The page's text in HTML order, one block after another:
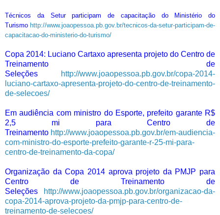
Técnicos da Setur participam de capacitação do Ministério do
Turismo http://www.joaopessoa.pb.gov.br/tecnicos-da-setur-participam-de-
capacitacao-do-ministerio-do-turismo/
Copa 2014: Luciano Cartaxo apresenta projeto do Centro de
Treinamento de
Seleções
http://www.joaopessoa.pb.gov.br/copa-2014-
luciano-cartaxo-apresenta-projeto-do-centro-de-treinamento-
de-selecoes/
Em audiência com ministro do Esporte, prefeito garante R$
2,5 mi para Centro de
Treinamento http://www.joaopessoa.pb.gov.br/em-audiencia-
com-ministro-do-esporte-prefeito-garante-r-25-mi-para-
centro-de-treinamento-da-copa/
Organização da Copa 2014 aprova projeto da PMJP para
Centro de Treinamento de
Seleções
http://www.joaopessoa.pb.gov.br/organizacao-da-
copa-2014-aprova-projeto-da-pmjp-para-centro-de-
treinamento-de-selecoes/